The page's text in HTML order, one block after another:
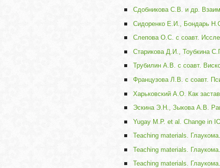
Сдобникова С.В. и др.
Сидоренко Е.И., Бондарь
Слепова О.С. с соавт.
Старикова Д.И., Тоубкина
Трубилин А.В. с соавт.
Французова Л.В. с соавт.
Харьковский А.О. Как
Эскина Э.Н., Зыкова А.В.
Yugay M.P. et al. Change in
Teaching materials.
Teaching materials.
Teaching materials.